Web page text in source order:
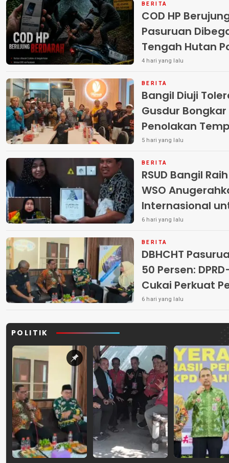
BERITA
COD HP
Pasuruan
Tengah Hutan Polisi Buru Tiga
Pelaku
4 hari yang lalu
BERITA
Bangil Diuji
Gusdur
Penolakan
5 hari yang lalu
BERITA
RSUD Bangil
WSO
Internasional
6 hari yang lalu
BERITA
DBHCHT
50 Persen:
Cukai Perkuat
Peredaran
6 hari yang lalu
POLITIK